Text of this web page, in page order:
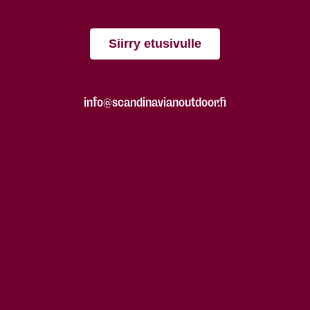
Siirry etusivulle
info@scandinavianoutdoor.fi